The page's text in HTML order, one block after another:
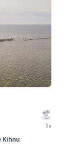
Île
Kihnu